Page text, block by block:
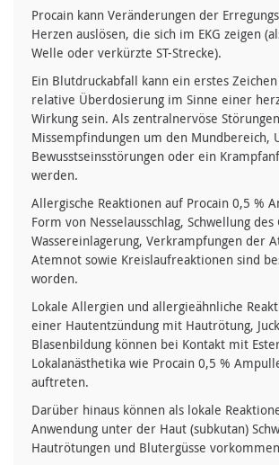
Procain kann Veränderungen der
Herzen auslösen, die sich im EKG zeigen
Welle oder verkürzte ST-Strecke).
Ein Blutdruckabfall kann ein erstes
relative Überdosierung im Sinne einer
Wirkung sein. Als zentralnervöse
Missempfindungen um den Mundbereich,
Bewusstseinsstörungen oder ein
werden.
Allergische Reaktionen auf Procain 0,5 %
Form von Nesselausschlag, Schwellung
Wassereinlagerung, Verkrampfungen der
Atemnot sowie Kreislaufreaktionen sind
worden.
Lokale Allergien und allergieähnliche
einer Hautentzündung mit Hautrötung,
Blasenbildung können bei Kontakt mit
Lokalanästhetika wie Procain 0,5 %
auftreten.
Darüber hinaus können als lokale
Anwendung unter der Haut (subkutan)
Hautrötungen und Blutergüsse vorkommen